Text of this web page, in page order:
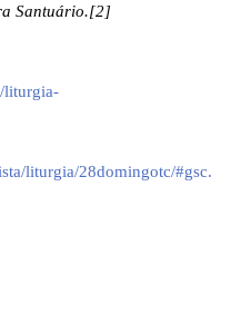
Santuário.[2]
liturgia-
liturgia/28domingotc/#gsc.